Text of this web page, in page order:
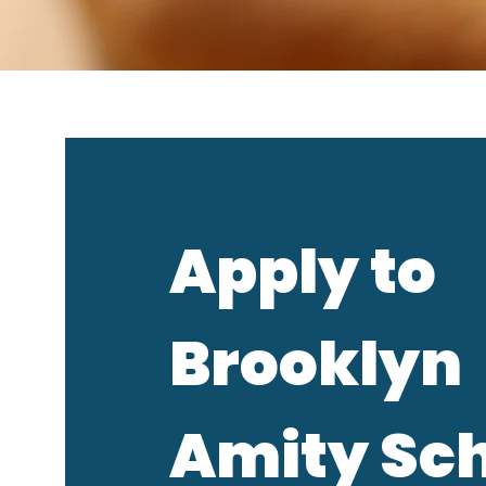
Apply to
Brooklyn
Amity